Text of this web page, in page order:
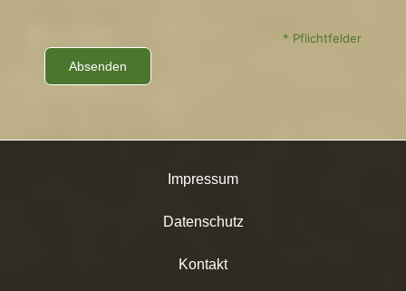
* Pflichtfelder
Impressum
Datenschutz
Kontakt